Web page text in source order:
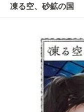
凍る空、砂鉱の国